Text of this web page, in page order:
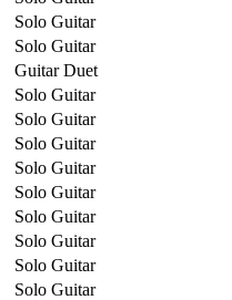
Solo Guitar
Solo Guitar
Guitar Duet
Solo Guitar
Solo Guitar
Solo Guitar
Solo Guitar
Solo Guitar
Solo Guitar
Solo Guitar
Solo Guitar
Solo Guitar